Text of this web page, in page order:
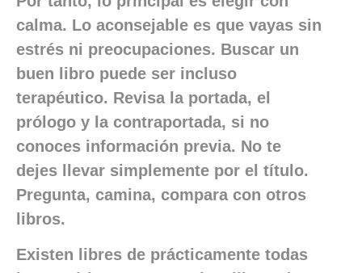
calma. Lo aconsejable es que vayas sin
estrés ni preocupaciones. Buscar un
buen libro puede ser incluso
terapéutico. Revisa la portada, el
prólogo y la contraportada, si no
conoces información previa. No te
dejes llevar simplemente por el título.
Pregunta, camina, compara con otros
libros.
Existen libres de prácticamente todas